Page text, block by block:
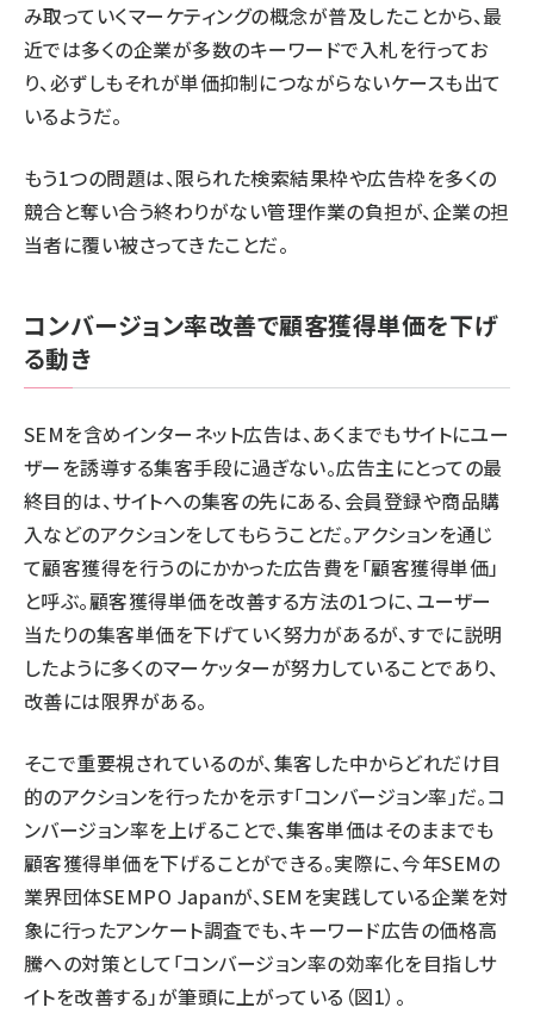
み取っていくマーケティングの概念が普及したことから、最
近では多くの企業が多数のキーワードで入札を行ってお
り、必ずしもそれが単価抑制につながらないケースも出て
いるようだ。
もう1つの問題は、限られた検索結果枠や広告枠を多くの
競合と奪い合う終わりがない管理作業の負担が、企業の担
当者に覆い被さってきたことだ。
コンバージョン率改善で顧客獲得単価を下げ
る動き
SEMを含めインターネット広告は、あくまでもサイトにユー
ザーを誘導する集客手段に過ぎない。広告主にとっての最
終目的は、サイトへの集客の先にある、会員登録や商品購
入などのアクションをしてもらうことだ。アクションを通じ
て顧客獲得を行うのにかかった広告費を「顧客獲得単価」
と呼ぶ。顧客獲得単価を改善する方法の1つに、ユーザー
当たりの集客単価を下げていく努力があるが、すでに説明
したように多くのマーケッターが努力していることであり、
改善には限界がある。
そこで重要視されているのが、集客した中からどれだけ目
的のアクションを行ったかを示す「コンバージョン率」だ。コ
ンバージョン率を上げることで、集客単価はそのままでも
顧客獲得単価を下げることができる。実際に、今年SEMの
業界団体SEMPO Japanが、SEMを実践している企業を対
象に行ったアンケート調査でも、キーワード広告の価格高
騰への対策として「コンバージョン率の効率化を目指しサ
イトを改善する」が筆頭に上がっている（図1）。